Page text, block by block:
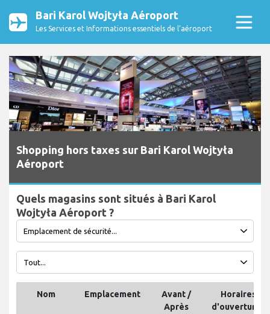
Bari Karol Wojtyła Aéroport
Les Services et Informations essentiels de l’aéroport
Shopping hors taxes sur Bari Karol Wojtyła
Aéroport
Quels magasins sont situés à Bari Karol
Wojtyła Aéroport ?
Nom Emplacement
Avant /
Après
Horaires
d'ouvertures